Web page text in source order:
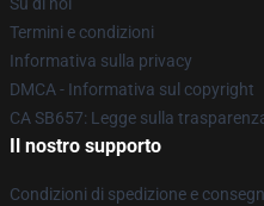
Termini e condizioni
Informativa sulla privacy
DMCA - Informativa sul copyright
CA SB657: Legge sulla
Il nostro supporto
Condizioni di spedizione e